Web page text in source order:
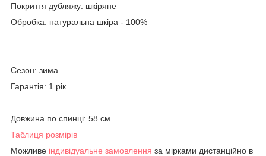
Покриття дубляжу: шкіряне
Обробка: натуральна шкіра - 100%
Сезон: зима
Гарантія: 1 рік
Довжина по спинці: 58 см
Таблиця розмірів
Можливе індивідуальне замовлення за мірками дистанційно в